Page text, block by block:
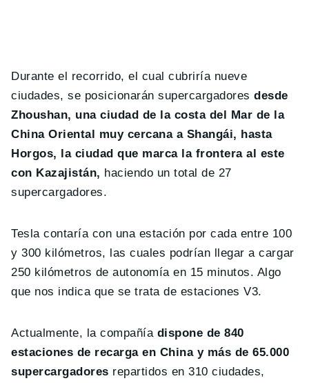
Durante el recorrido, el cual cubriría nueve
ciudades, se posicionarán supercargadoresdesde
Zhoushan, una ciudad de la costa del Mar de la
China Oriental muy cercana a Shangái, hasta
Horgos, la ciudad que marca la frontera al este
con Kazajistán, haciendo un total de 27
supercargadores.
Tesla contaría con una estación por cada entre 100
y 300 kilómetros, las cuales podrían llegar a cargar
250 kilómetros de autonomía en 15 minutos. Algo
que nos indica que se trata de estaciones V3.
Actualmente, la compañía dispone de 840
estaciones de recarga en China y más de 65.000
supercargadores repartidos en 310 ciudades,